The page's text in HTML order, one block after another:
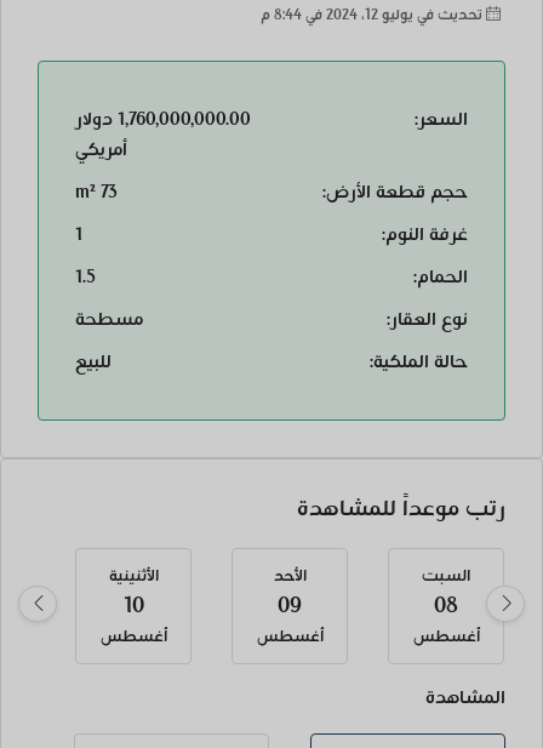
تحديث في يوليو 12، 2024 في 8:44 م
السعر:
1,760,000,000.00 دولار
أمريكي
حجم قطعة الأرض:
73 m²
غرفة النوم:
1
الحمام:
1.5
نوع العقار:
مسطحة
حالة الملكية:
للبيع
رتب موعداً للمشاهدة
السبت
08
أغسطس
الأحد
09
أغسطس
الأثنينية
10
أغسطس
المشاهدة